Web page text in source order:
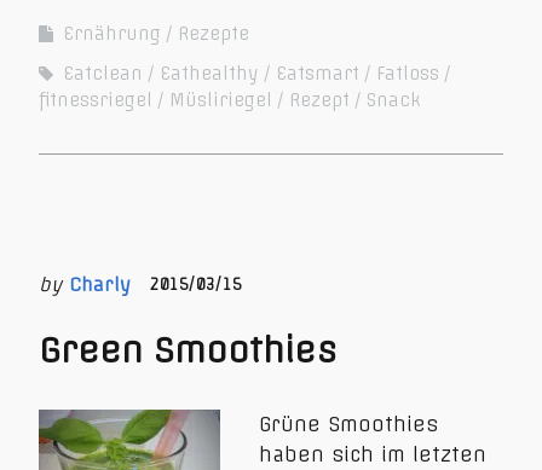
Ernährung
Rezepte
Eatclean
Eathealthy Eatsmart
Fatloss
fitnessriegel
Müsliriegel Rezept Snack
by Charly 2015/03/15
Green Smoothies
Grüne Smoothies
haben sich im letzten